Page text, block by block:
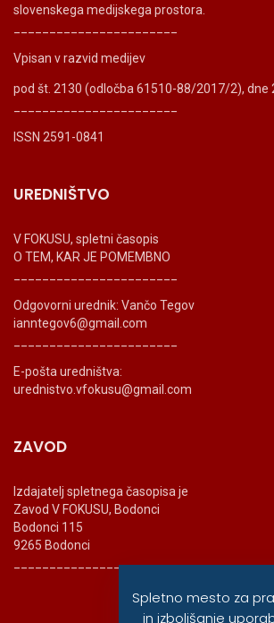
slovenskega medijskega prostora.
Vpisan v razvid medijev
pod št. 2130 (odločba 61510-88/2017/2), dne
ISSN 2591-0841
UREDNIŠTVO
V FOKUSU, spletni časopis
O TEM, KAR JE POMEMBNO
Odgovorni urednik: Vančo Tegov
ianntegov6@gmail.com
E-pošta uredništva:
urednistvo.vfokusu@gmail.com
ZAVOD
Izdajatelj spletnega časopisa je
Zavod V FOKUSU, Bodonci
Bodonci 115
9265 Bodonci
_______________________
Spletno mesto za
in izboljšanje